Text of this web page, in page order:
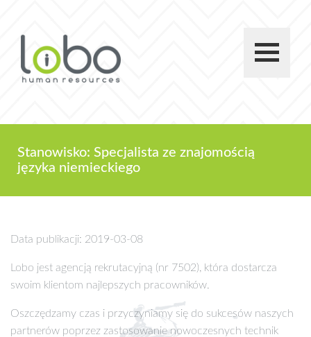
Stanowisko: Specjalista ze znajomością
języka niemieckiego
Data publikacji: 2019-03-08
Lobo jest agencją rekrutacyjną (nr 7502), która dostarcza
swoim klientom najlepszych pracowników.
Oszczędzamy czas i przyczyniamy się do sukcesów naszych
partnerów poprzez zastosowanie nowoczesnych technik